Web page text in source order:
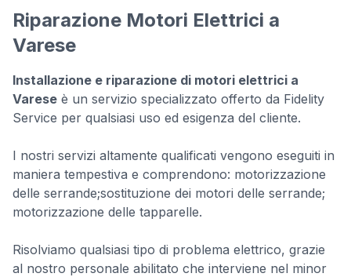
Riparazione Motori Elettrici a
Varese
Installazione e riparazione di motori elettrici a
Varese è un servizio specializzato offerto da Fidelity
Service per qualsiasi uso ed esigenza del cliente.
I nostri servizi altamente qualificati vengono eseguiti in
maniera tempestiva e comprendono: motorizzazione
delle serrande;sostituzione dei motori delle serrande;
motorizzazione delle tapparelle.
Risolviamo qualsiasi tipo di problema elettrico, grazie
al nostro personale abilitato che interviene nel minor